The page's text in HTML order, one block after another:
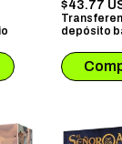
$43.77
depósito